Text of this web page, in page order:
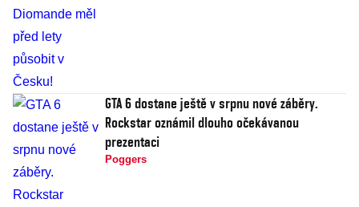
GTA 6 dostane ještě v srpnu nové záběry.
Rockstar oznámil dlouho očekávanou
prezentaci
Poggers